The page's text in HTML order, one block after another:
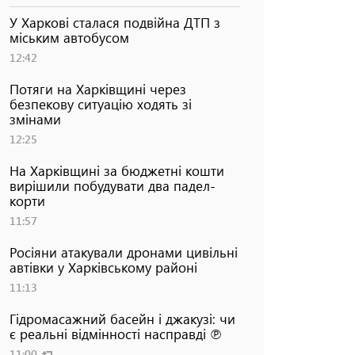
У Харкові сталася подвійна ДТП з
міським автобусом
12:42
Потяги на Харківщині через
безпекову ситуацію ходять зі
змінами
12:25
На Харківщині за бюджетні кошти
вирішили побудувати два падел-
корти
11:57
Росіяни атакували дронами цивільні
автівки у Харківському районі
11:13
Гідромасажний басейн і джакузі: чи
є реальні відмінності насправді ℗